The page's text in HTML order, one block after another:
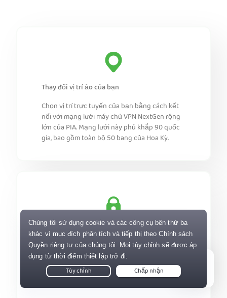
Thay đổi vị trí ảo của bạn
Chọn vị trí trực tuyến của bạn bằng cách kết
nối với mạng lưới máy chủ VPN NextGen rộng
lớn của PIA. Mạng lưới này phủ khắp 90 quốc
gia, bao gồm toàn bộ 50 bang của Hoa Kỳ.
Tăng cường quyền riêng tư của bạn
Ẩn địa chỉ IP để giúp bảo vệ danh tính trực
tuyến của bạn. Ngăn chặn các trang web bám
đuôi bạn khi truy cập mạng và tận hưởng trải
nghiệm lướt web an toàn hơn.